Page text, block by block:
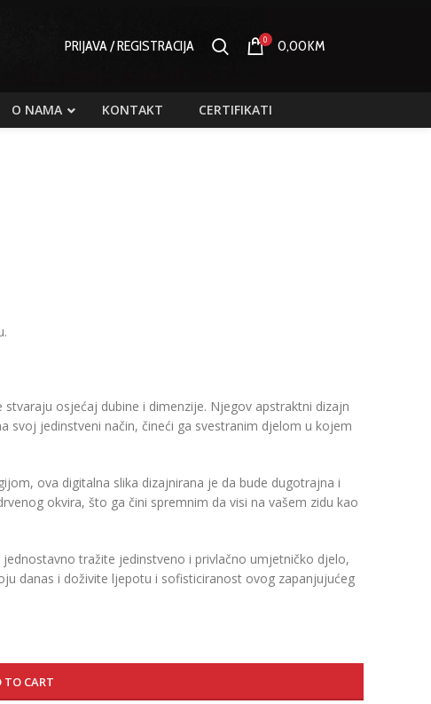
PRIJAVA / REGISTRACIJA 0 0,00KM
O NAMA KONTAKT CERTIFIKATI
osjećaj dubine i dimenzije. Njegov apstraktni dizajn
jedinstveni način, čineći ga svestranim djelom u kojem
ova digitalna slika dizajnirana je da bude dugotrajna i
okvira, što ga čini spremnim da visi na vašem zidu kao
tražite jedinstveno i privlačno umjetničko djelo,
danas i doživite ljepotu i sofisticiranost ovog zapanjujućeg
TO CART